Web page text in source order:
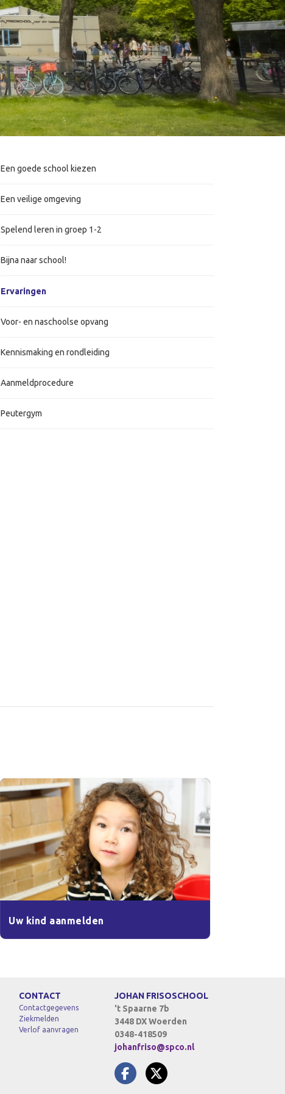
Een goede school kiezen
Een veilige omgeving
Spelend leren in groep 1-2
Bijna naar school!
Ervaringen
Voor- en naschoolse opvang
Kennismaking en rondleiding
Aanmeldprocedure
Peutergym
Uw kind aanmelden
CONTACT
Contactgegevens
Ziekmelden
Verlof aanvragen
JOHAN FRISOSCHOOL
't Spaarne 7b
3448 DX Woerden
0348-418509
johanfriso@spco.nl